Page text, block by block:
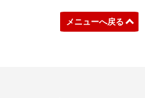
メニューへ戻る